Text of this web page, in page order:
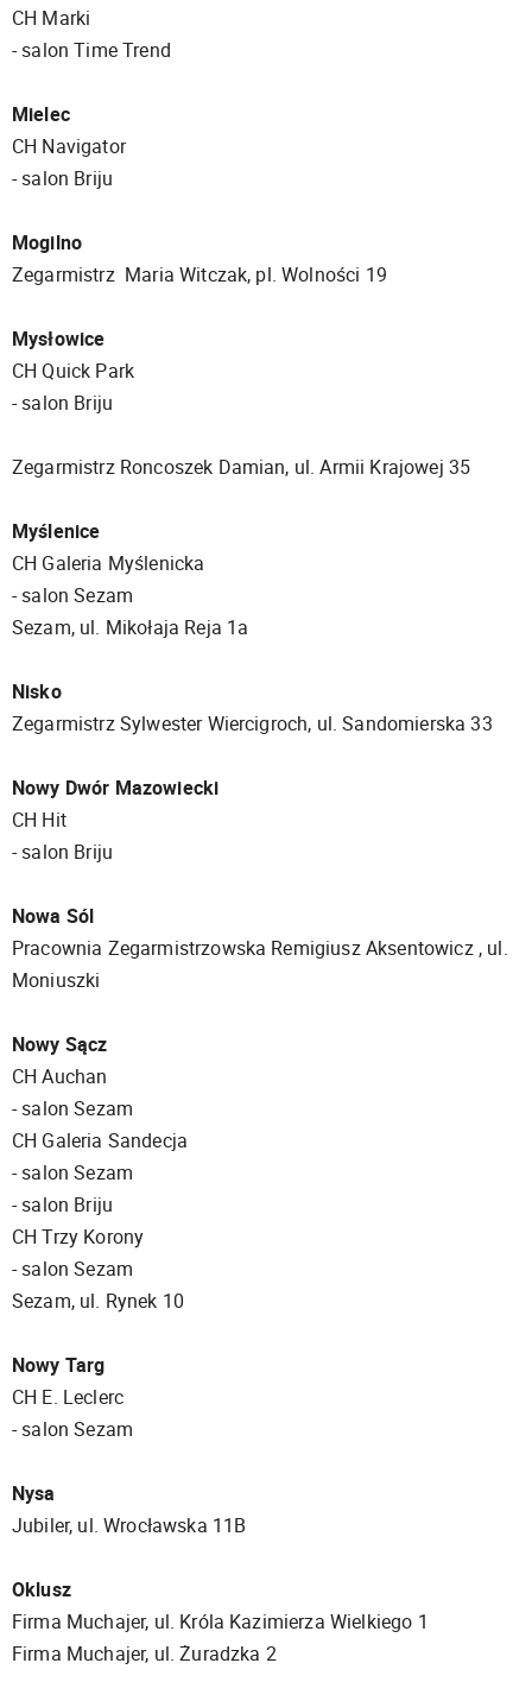
CH Marki
- salon Time Trend
Mielec
CH Navigator
​​​​​​​- salon Briju
Mogilno
Zegarmistrz Maria Witczak, pl. Wolności 19
Mysłowice
CH Quick Park
​​​​​​​- salon Briju
Zegarmistrz Roncoszek Damian, ul. Armii Krajowej 35
Myślenice
CH Galeria Myślenicka
- salon Sezam
Sezam, ul. Mikołaja Reja 1a
Nisko
Zegarmistrz Sylwester Wiercigroch, ul. Sandomierska 33
Nowy Dwór Mazowiecki
CH Hit
- salon Briju
Nowa Sól
Pracownia Zegarmistrzowska Remigiusz Aksentowicz , ul.
Moniuszki
Nowy Sącz
CH Auchan
- salon Sezam
CH Galeria Sandecja
- salon Sezam
- salon Briju
CH Trzy Korony
- salon Sezam
Sezam, ul. Rynek 10
Nowy Targ
CH E. Leclerc
- salon Sezam
Nysa
Jubiler, ul. Wrocławska 11B
Oklusz
Firma Muchajer, ul. Króla Kazimierza Wielkiego 1
Firma Muchajer, ul. Żuradzka 2